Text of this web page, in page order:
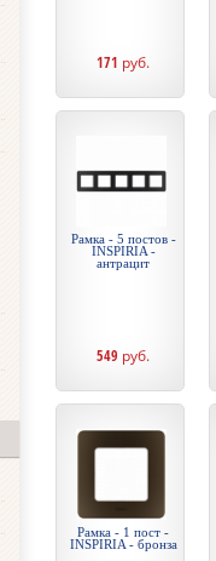
171 руб.
Рамка - 5 постов -
INSPIRIA -
антрацит
549 руб.
Рамка - 1 пост -
INSPIRIA - бронза